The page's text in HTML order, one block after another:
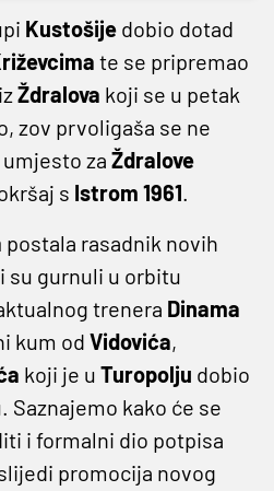
Kustošije dobio dotad
te se pripremao
izŽdralova koji se u petak
zov prvoligaša se ne
za Ždralove
s Istrom 1961.
postala rasadnik novih
su gurnuli u orbitu
trenera Dinama
kum od Vidovića,
koji je u Turopolju dobio
Saznajemo kako će se
i formalni dio potpisa
promocija novog